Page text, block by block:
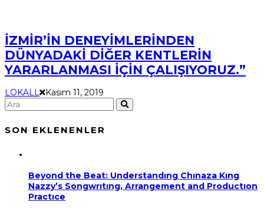
İZMİR’İN DENEYİMLERİNDEN
DÜNYADAKİ DİĞER KENTLERİN
YARARLANMASI İÇİN ÇALIŞIYORUZ.”
LOKALL Kasım 11, 2019
SON EKLENENLER
Beyond the Beat: Understandıng Chınaza Kıng
Nazzy’s Songwrıtıng, Arrangement and Productıon
Practıce